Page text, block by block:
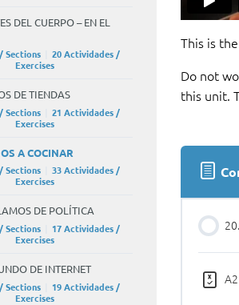
This is
Do not
this unit.
DEL CUERPO – EN EL
Sections
20 Actividades /
Exercises
DE TIENDAS
Sections
21 Actividades /
Exercises
A COCINAR
Sections
33 Actividades /
Exercises
DE POLÍTICA
Sections
17 Actividades /
Exercises
DE INTERNET
Sections
19 Actividades /
Exercises